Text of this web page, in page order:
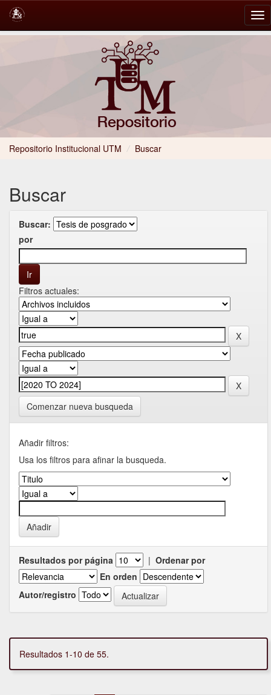
Repositorio Institucional UTM / Buscar
Buscar
Buscar:
por
Filtros actuales:
Comenzar nueva busqueda
Añadir filtros:
Usa los filtros para afinar la busqueda.
Resultados por página | Ordenar por
En orden
Autor/registro
Resultados 1-10 de 55.